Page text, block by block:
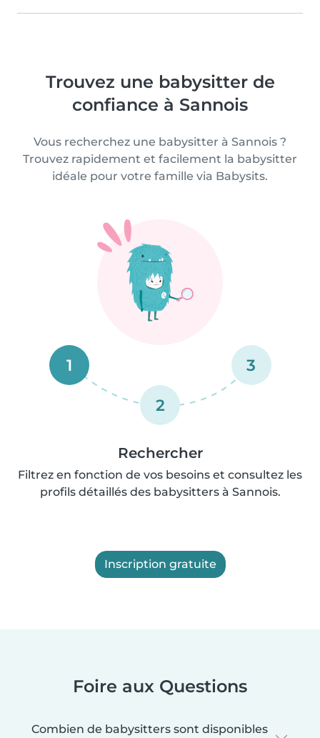
Trouvez une babysitter de
confiance à Sannois
Vous recherchez une babysitter à Sannois ?
Trouvez rapidement et facilement la babysitter
idéale pour votre famille via Babysits.
1
2
3
Rechercher
Filtrez en fonction de vos besoins et consultez les
profils détaillés des babysitters à Sannois.
Inscription gratuite
Foire aux Questions
Combien de babysitters sont disponibles